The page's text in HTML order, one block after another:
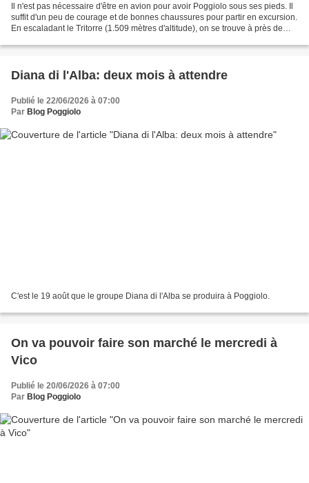
Il n'est pas nécessaire d'être en avion pour avoir Poggiolo sous ses pieds. Il
suffit d'un peu de courage et de bonnes chaussures pour partir en excursion.
En escaladant le Tritorre (1.509 mètres d'altitude), on se trouve à près de
Diana di l'Alba: deux mois à attendre
Publié le 22/06/2026 à 07:00
Par Blog Poggiolo
C'est le 19 août que le groupe Diana di l'Alba se produira à Poggiolo.
On va pouvoir faire son marché le mercredi à
Vico
Publié le 20/06/2026 à 07:00
Par Blog Poggiolo